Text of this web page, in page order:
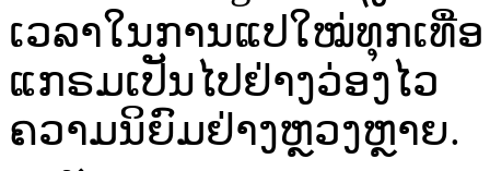
ເວລາ​ໃນ​ການ​ແປໃໝ່​ທຸກ​ເ
ແກຣມ​ເປັນ​ໄປ​ຢ່າງ​ວ່ອງໄ
ຄວາມ​ນິຍົມ​ຢ່າງ​ຫຼວງຫຼາຍ.​